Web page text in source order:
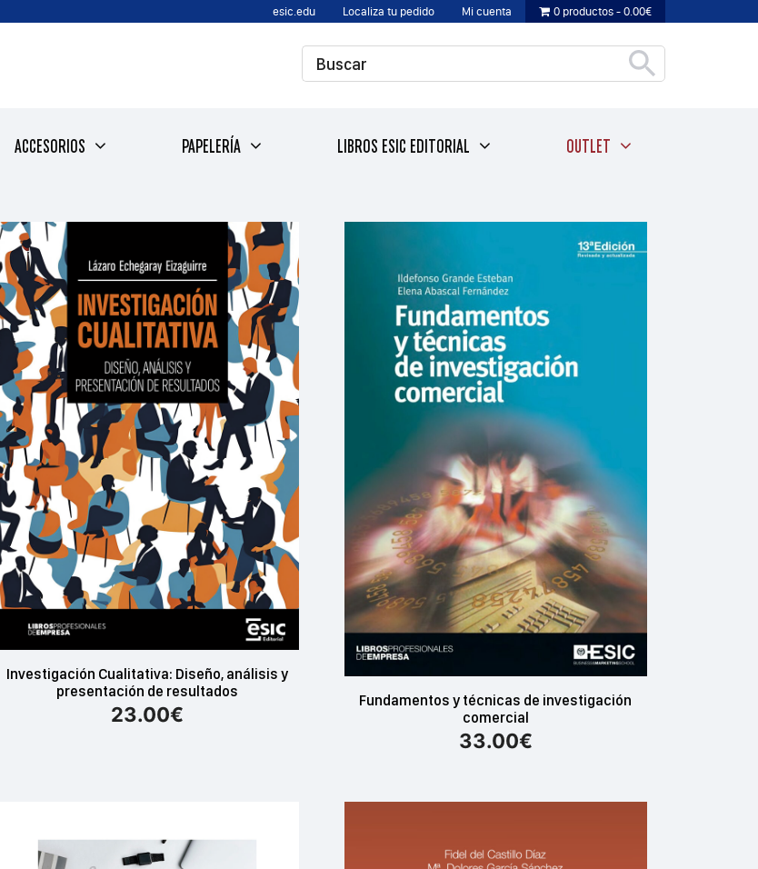
esic.edu Localiza tu pedido Mi cuenta 0 productos 0.00€
ACCESORIOS PAPELERÍA LIBROS ESIC EDITORIAL OUTLET
Investigación Cualitativa: Diseño, análisis y
presentación de resultados
23.00€
Fundamentos y técnicas de investigación
comercial
33.00€